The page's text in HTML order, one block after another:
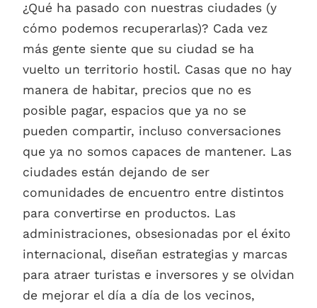
¿Qué ha pasado con nuestras ciudades (y
cómo podemos recuperarlas)? Cada vez
más gente siente que su ciudad se ha
vuelto un territorio hostil. Casas que no hay
manera de habitar, precios que no es
posible pagar, espacios que ya no se
pueden compartir, incluso conversaciones
que ya no somos capaces de mantener. Las
ciudades están dejando de ser
comunidades de encuentro entre distintos
para convertirse en productos. Las
administraciones, obsesionadas por el éxito
internacional, diseñan estrategias y marcas
para atraer turistas e inversores y se olvidan
de mejorar el día a día de los vecinos,